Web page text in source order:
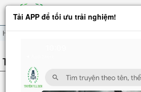
Hãn Thích
THÔNG TIN TRUYỆN
HÃN THÍCH
Tải APP để tối ưu trải nghiệm!